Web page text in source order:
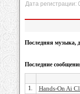
Дата
Последняя музыка,
Последние
1. Hands-On Ai